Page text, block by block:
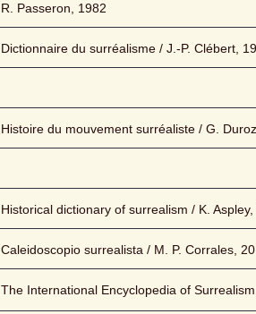
R. Passeron, 1982
Dictionnaire du surréalisme / J.-P. Clébert,
Histoire du mouvement surréaliste / G.
Historical dictionary of surrealism / K.
Caleidoscopio surrealista / M. P. Corrales,
The International Encyclopedia of